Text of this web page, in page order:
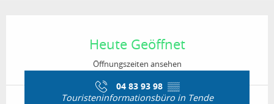
Heute Geöffnet
Öffnungszeiten ansehen
04 83 93 98 ▒▒
Touristeninformationsbüro in Tende